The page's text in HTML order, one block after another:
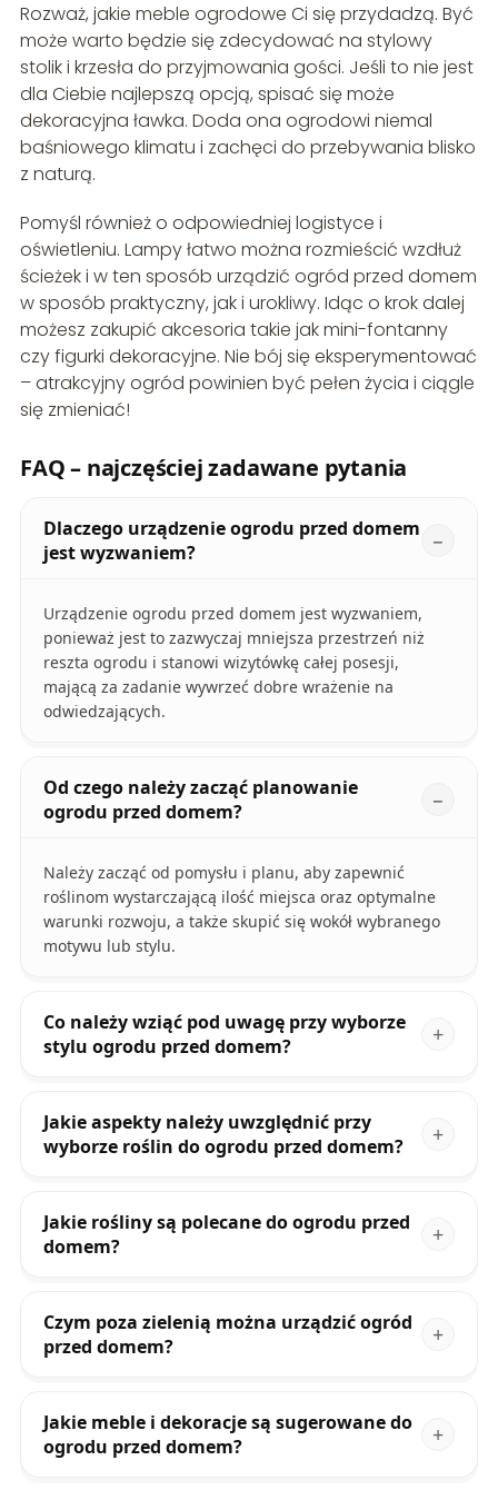
Rozważ, jakie meble ogrodowe Ci się przydadzą. Być
może warto będzie się zdecydować na stylowy
stolik i krzesła do przyjmowania gości. Jeśli to nie jest
dla Ciebie najlepszą opcją, spisać się może
dekoracyjna ławka. Doda ona ogrodowi niemal
baśniowego klimatu i zachęci do przebywania blisko
z naturą.
Pomyśl również o odpowiedniej logistyce i
oświetleniu. Lampy łatwo można rozmieścić wzdłuż
ścieżek i w ten sposób urządzić ogród przed domem
w sposób praktyczny, jak i urokliwy. Idąc o krok dalej
możesz zakupić akcesoria takie jak mini-fontanny
czy figurki dekoracyjne. Nie bój się eksperymentować
– atrakcyjny ogród powinien być pełen życia i ciągle
się zmieniać!
FAQ – najczęściej zadawane pytania
Dlaczego urządzenie ogrodu przed domem
jest wyzwaniem?
Urządzenie ogrodu przed domem jest wyzwaniem,
ponieważ jest to zazwyczaj mniejsza przestrzeń niż
reszta ogrodu i stanowi wizytówkę całej posesji,
mającą za zadanie wywrzeć dobre wrażenie na
odwiedzających.
Od czego należy zacząć planowanie
ogrodu przed domem?
Należy zacząć od pomysłu i planu, aby zapewnić
roślinom wystarczającą ilość miejsca oraz optymalne
warunki rozwoju, a także skupić się wokół wybranego
motywu lub stylu.
Co należy wziąć pod uwagę przy wyborze
stylu ogrodu przed domem?
Jakie aspekty należy uwzględnić przy
wyborze roślin do ogrodu przed domem?
Jakie rośliny są polecane do ogrodu przed
domem?
Czym poza zielenią można urządzić ogród
przed domem?
Jakie meble i dekoracje są sugerowane do
ogrodu przed domem?